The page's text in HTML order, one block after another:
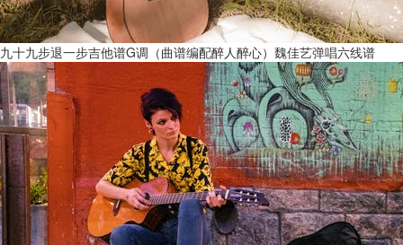
九十九步退一步吉他谱G调（曲谱编配醉人醉心）魏佳艺弹唱六线谱